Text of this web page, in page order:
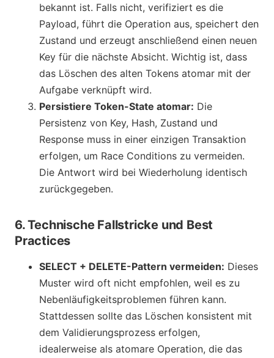
bekannt ist. Falls nicht, verifiziert es die
Payload, führt die Operation aus, speichert den
Zustand und erzeugt anschließend einen neuen
Key für die nächste Absicht. Wichtig ist, dass
das Löschen des alten Tokens atomar mit der
Aufgabe verknüpft wird.
Persistiere Token-State atomar: Die
Persistenz von Key, Hash, Zustand und
Response muss in einer einzigen Transaktion
erfolgen, um Race Conditions zu vermeiden.
Die Antwort wird bei Wiederholung identisch
zurückgegeben.
6. Technische Fallstricke und Best
Practices
SELECT + DELETE-Pattern vermeiden: Dieses
Muster wird oft nicht empfohlen, weil es zu
Nebenläufigkeitsproblemen führen kann.
Stattdessen sollte das Löschen konsistent mit
dem Validierungsprozess erfolgen,
idealerweise als atomare Operation, die das